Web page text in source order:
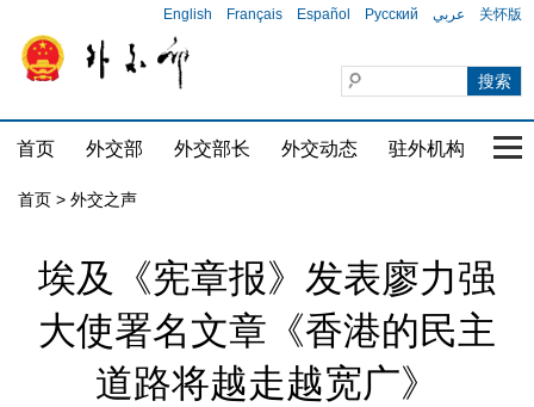
English Français Español Русский عربي 关怀版
首页 外交部 外交部长 外交动态 驻外机构 国
首页 > 外交之声
埃及《宪章报》发表廖力强
大使署名文章《香港的民主
道路将越走越宽广》